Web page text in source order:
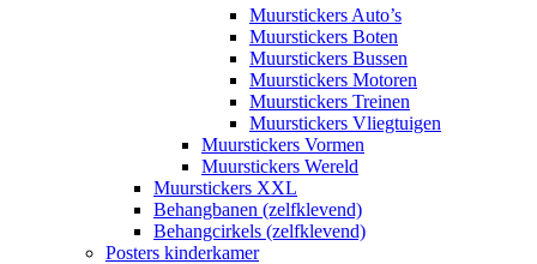
Muurstickers Auto’s
Muurstickers Boten
Muurstickers Bussen
Muurstickers Motoren
Muurstickers Treinen
Muurstickers Vliegtuigen
Muurstickers Vormen
Muurstickers Wereld
Muurstickers XXL
Behangbanen (zelfklevend)
Behangcirkels (zelfklevend)
Posters kinderkamer